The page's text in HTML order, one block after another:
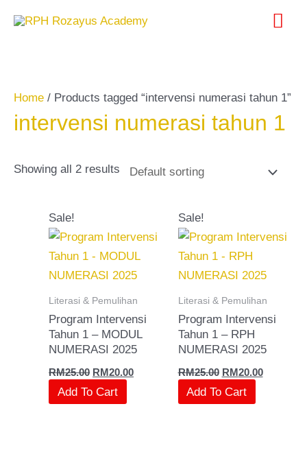
for:
Home / Products tagged “intervensi numerasi tahun 1”
intervensi numerasi tahun 1
Showing all 2 results
Sale!
Literasi & Pemulihan
Program Intervensi
Tahun 1 – MODUL
NUMERASI 2025
RM25.00
was:
RM25.00.
RM20.00
is:
RM20.00.
Add To Cart
Sale!
Literasi & Pemulihan
Program Intervensi
Tahun 1 – RPH
NUMERASI 2025
RM25.00
was:
RM25.00.
RM20.00
is:
Add To Cart